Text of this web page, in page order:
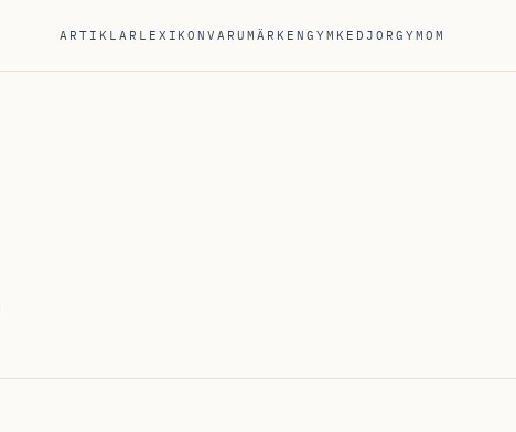
ARTIKLAR LEXIKONVARUMÄRKENGYMKEDJORGYMOM